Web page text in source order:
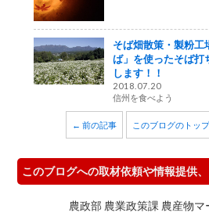
そば畑散策・製粉工
ば」を使ったそば打
します！！
2018.07.20
信州を食べよう
← 前の記事 このブログのトッ
このブログへの取材依頼や情報提供
農政部 農業政策課 農産物